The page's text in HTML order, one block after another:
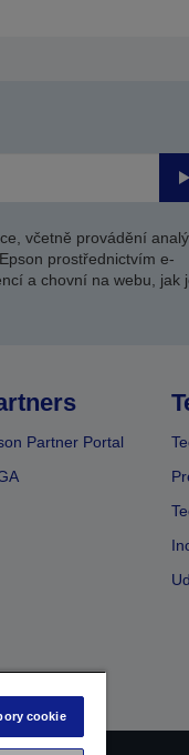
včetně provádění
prostřednictvím e-
a chovní na webu, jak
Partner Portal
cookie